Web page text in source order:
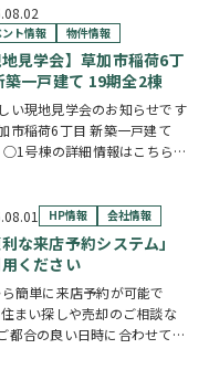
て】です。 草加市民ハウジ
では、草加市・八潮市を中心
当日ご案内可能な完…
ト情報 物件情報
地見学会】草加市稲荷6丁
築一戸建て 19期全2棟
い現地見学会のお知らせです
市稲荷6丁目 新築一戸建て
○1号棟の詳細情報はこちら
なるLDKは、17帖以上のゆと
間。食洗機付きカウンターキッ
HP情報 会社情報
利な来店予約システム」
ください
簡単に来店予約が可能で
まい探しや売却のご相談な
都合の良い日時に合わせてホ